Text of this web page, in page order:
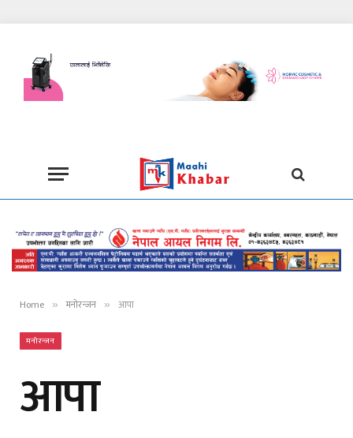
Home » मनोरन्जन » आपा
मनोरन्जन
आपा